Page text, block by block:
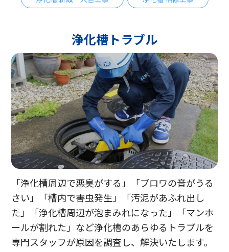
浄化槽トラブル
「浄化槽周辺で悪臭がする」「ブロワの音がうる
さい」「槽内で害虫発生」「汚泥があふれ出し
た」「浄化槽周辺が泡まみれになった」「マンホ
ールが割れた」など浄化槽のあらゆるトラブルを
専門スタッフが原因を調査し、解決いたします。